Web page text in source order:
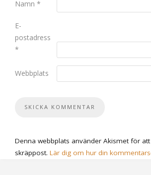
Namn *
E-
postadress
*
Webbplats
Denna webbplats använder Akismet för
skräppost. Lär dig om hur din